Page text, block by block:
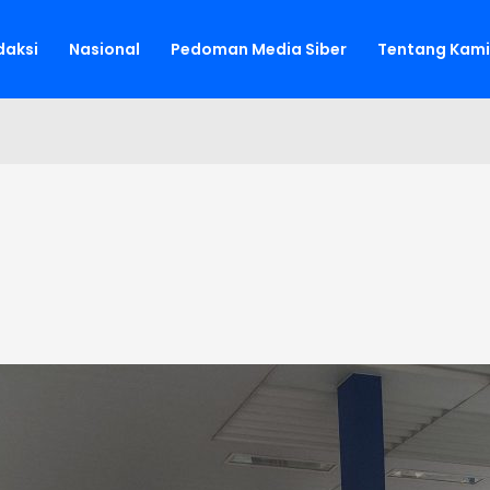
Nasional Pedoman Media Siber Tentang Kami